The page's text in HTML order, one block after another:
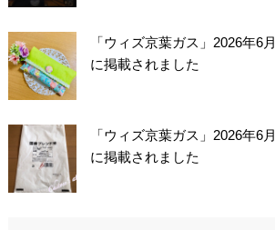
「ウィズ京葉ガス」2026年6月
に掲載されました
「ウィズ京葉ガス」2026年6月
に掲載されました